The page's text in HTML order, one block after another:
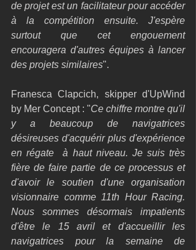
de projet est un facilitateur pour accéder
à la compétition ensuite. J'espère
surtout que cet engouement
encouragera d'autres équipes à lancer
des projets similaires".
Franesca Clapcich, skipper d'UpWind
by Mer Concept : "Ce chiffre montre qu'il
y a beaucoup de navigatrices
désireuses d'acquérir plus d'expérience
en régate  à haut niveau. Je suis très
fière de faire partie de ce processus et
d'avoir le soutien d'une organisation
visionnaire comme 11th Hour Racing.
Nous sommes désormais impatients
d'être le 15 avril et d'accueillir les
navigatrices pour la semaine de